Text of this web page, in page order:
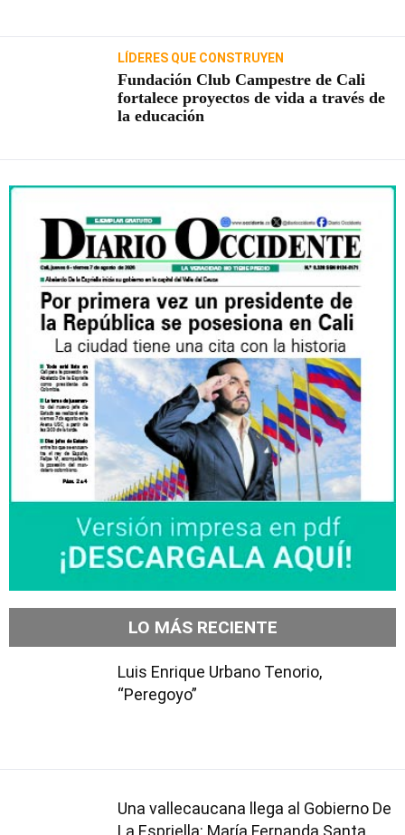
LÍDERES QUE CONSTRUYEN
Fundación Club Campestre de Cali
fortalece proyectos de vida a través de
la educación
LO MÁS RECIENTE
Luis Enrique Urbano Tenorio,
“Peregoyo”
Una vallecaucana llega al Gobierno De
La Espriella: María Fernanda Santa,